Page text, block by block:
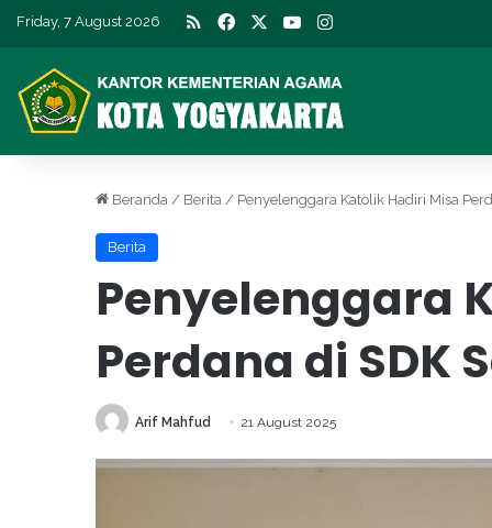
Friday, 7 August 2026 RSS Facebook YouTube
Beranda / Berita / Penyelenggara Katolik Hadiri Misa
Berita
Penyelenggara
Perdana di SDK
Arif Mahfud 21 August 2025